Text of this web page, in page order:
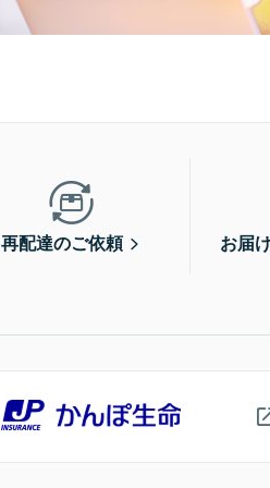
再配達のご依頼 お届